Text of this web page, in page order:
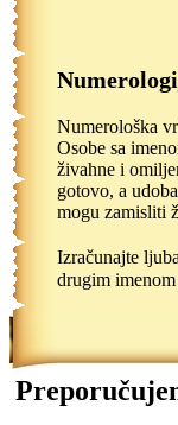
Numerološka
Osobe sa
živahne i
gotovo, a
mogu zamisliti
Izračunajte
drugim